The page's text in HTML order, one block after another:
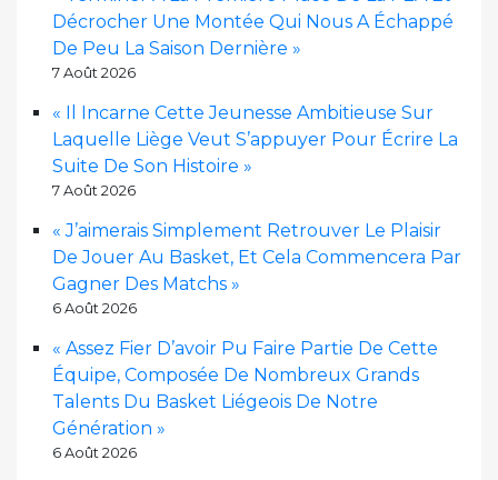
Décrocher Une Montée Qui Nous A Échappé
De Peu La Saison Dernière »
7 Août 2026
« Il Incarne Cette Jeunesse Ambitieuse Sur
Laquelle Liège Veut S’appuyer Pour Écrire La
Suite De Son Histoire »
7 Août 2026
« J’aimerais Simplement Retrouver Le Plaisir
De Jouer Au Basket, Et Cela Commencera Par
Gagner Des Matchs »
6 Août 2026
« Assez Fier D’avoir Pu Faire Partie De Cette
Équipe, Composée De Nombreux Grands
Talents Du Basket Liégeois De Notre
Génération »
6 Août 2026